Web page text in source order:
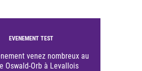
EVENEMENT TEST
venez nombreux au
Oswald-Orb à Levallois